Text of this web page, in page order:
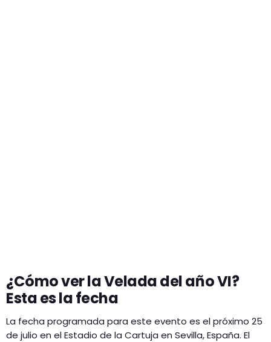
¿Cómo ver la Velada del año VI?
Esta es la fecha
La fecha programada para este evento es el próximo 25
de julio en el Estadio de la Cartuja en Sevilla, España. El